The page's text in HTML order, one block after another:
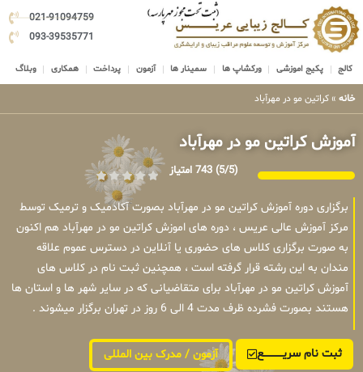
021-91094759
093-39535771
کالج پکیج اموزشی ورکشاپ ها سمینار ها آزمون پرداخت همکاری وبلاگ
خانه » کراتین مو در مهرآباد
آموزش کراتین مو در مهرآباد
(5/5) 743 امتیاز
برگزاری دوره آموزش کراتین مو در مهرآباد بصورت آکادمیک و ترمیک توسط
مرکز آموزش عالی عریس ، دوره های اموزش کراتین مو در مهرآباد هم اکنون
به صورت برگزاری کلاس های حضوری یا آنلاین در دسترس عموم علاقه
مندان به این رشته قرار گرفته است ، همچنین ثبت نام در کلاس های
آموزش کراتین مو در مهرآباد برای متقاضیانی که در سایر شهر ها و استان ها
هستند بصورت فشرده ظرف مدت 4 الی 6 روز در تهران برگزار میشوند .
ثبت نام سریــــــــــــع آزمون / مدرک بین المللی